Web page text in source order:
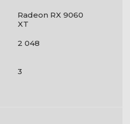
Radeon RX 9060
XT
2 048
3